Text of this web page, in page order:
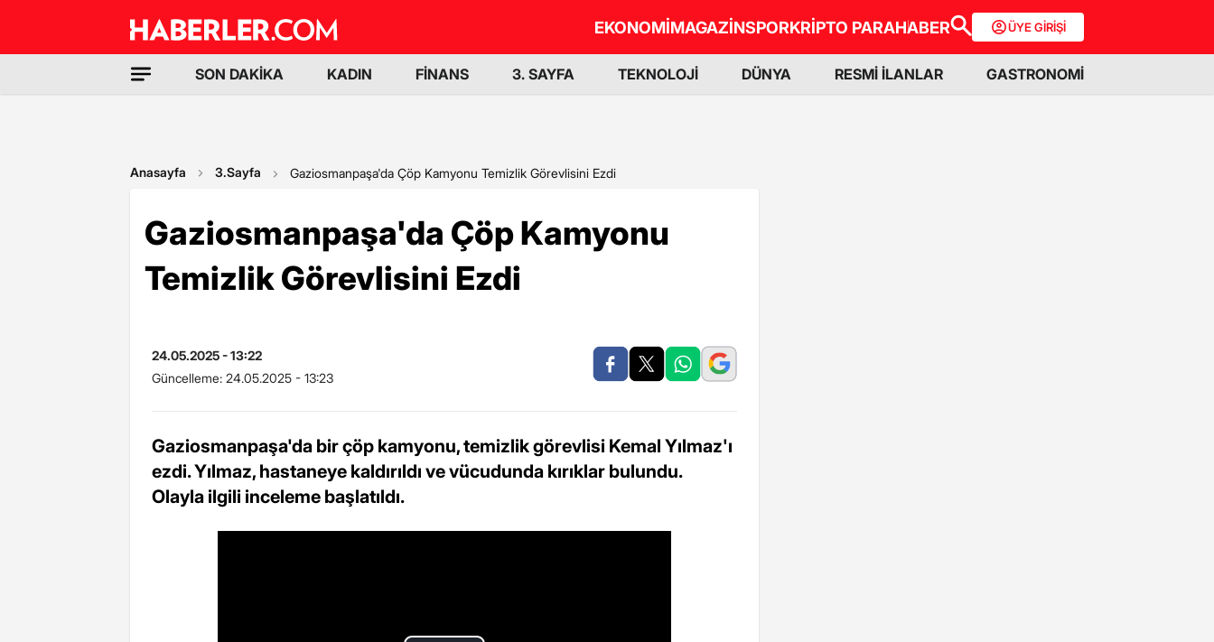
EKONOMİMAGAZİNSPORKRİPTO PARAHABER ÜYE GİRİŞİ
SON DAKİKA KADIN FİNANS 3. SAYFA TEKNOLOJİ DÜNYA RESMİ İLANLAR GASTRONOMİ
Anasayfa 3.Sayfa Gaziosmanpaşa'da Çöp Kamyonu Temizlik Görevlisini Ezdi
Gaziosmanpaşa'da Çöp Kamyonu
Temizlik Görevlisini Ezdi
24.05.2025 - 13:22
Güncelleme: 24.05.2025 - 13:23
Gaziosmanpaşa'da bir çöp kamyonu, temizlik görevlisi Kemal Yılmaz'ı
ezdi. Yılmaz, hastaneye kaldırıldı ve vücudunda kırıklar bulundu.
Olayla ilgili inceleme başlatıldı.